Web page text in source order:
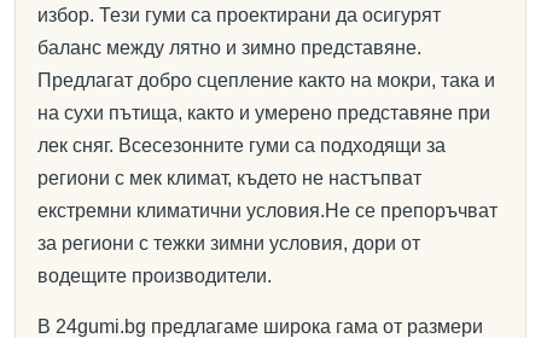
избор. Тези гуми са проектирани да осигурят
баланс между лятно и зимно представяне.
Предлагат добро сцепление както на мокри, така и
на сухи пътища, както и умерено представяне при
лек сняг. Всесезонните гуми са подходящи за
региони с мек климат, където не настъпват
екстремни климатични условия.Не се препоръчват
за региони с тежки зимни условия, дори от
водещите производители.
В 24gumi.bg предлагаме широка гама от размери